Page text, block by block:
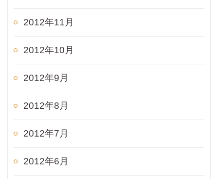
2012年11月
2012年10月
2012年9月
2012年8月
2012年7月
2012年6月